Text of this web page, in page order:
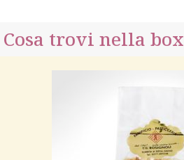
Cosa trovi nella box